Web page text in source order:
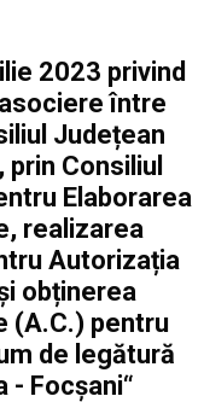
2023 privind
între
Județean
Consiliul
Elaborarea
realizarea
Autorizația
obținerea
(A.C.) pentru
de legătură
- Focșani“